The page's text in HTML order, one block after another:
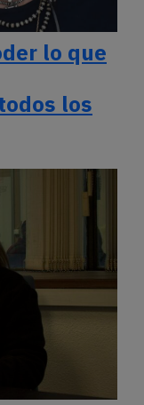
lo que
los